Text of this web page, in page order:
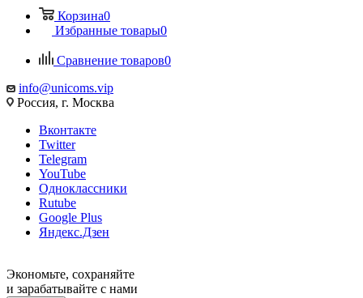
Корзина0
Избранные товары0
Сравнение товаров0
info@unicoms.vip
Россия, г. Москва
Вконтакте
Twitter
Telegram
YouTube
Одноклассники
Rutube
Google Plus
Яндекс.Дзен
Экономьте, сохраняйте
и зарабатывайте с нами